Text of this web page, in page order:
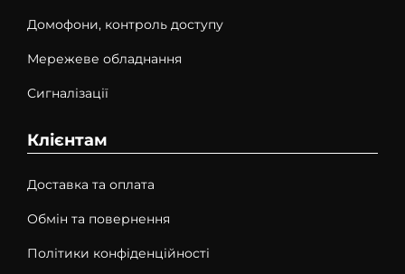
Домофони, контроль доступу
Мережеве обладнання
Сигналізації
Клієнтам
Доставка та оплата
Обмін та повернення
Політики конфіденційності